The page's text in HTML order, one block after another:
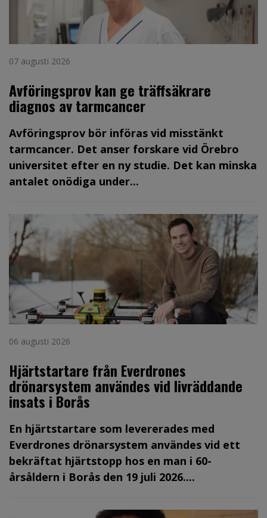
07 augusti 2026
Avföringsprov kan ge träffsäkrare
diagnos av tarmcancer
Avföringsprov bör införas vid misstänkt
tarmcancer. Det anser forskare vid Örebro
universitet efter en ny studie. Det kan minska
antalet onödiga under...
06 augusti 2026
Hjärtstartare från Everdrones
drönarsystem användes vid livräddande
insats i Borås
En hjärtstartare som levererades med
Everdrones drönarsystem användes vid ett
bekräftat hjärtstopp hos en man i 60-
årsåldern i Borås den 19 juli 2026....